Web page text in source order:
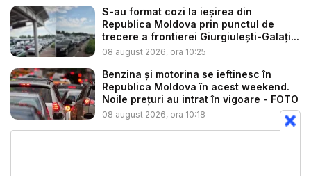
S-au format cozi la ieșirea din
Republica Moldova prin punctul de
trecere a frontierei Giurgiulești-Galați...
08 august 2026, ora 10:25
Benzina și motorina se ieftinesc în
Republica Moldova în acest weekend.
Noile prețuri au intrat în vigoare - FOTO
08 august 2026, ora 10:18